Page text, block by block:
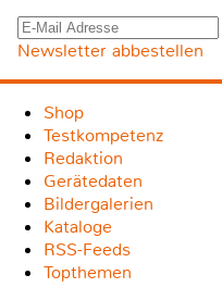
Newsletter abbestellen
Shop
Testkompetenz
Redaktion
Gerätedaten
Bildergalerien
Kataloge
RSS-Feeds
Topthemen